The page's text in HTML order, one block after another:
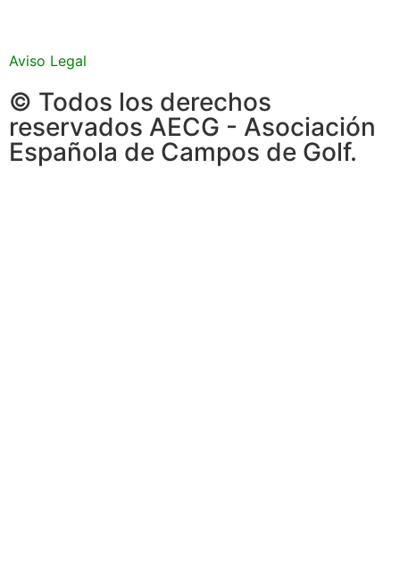
© Todos los derechos
reservados AECG - Asociación
Española de Campos de Golf.
Aviso Legal